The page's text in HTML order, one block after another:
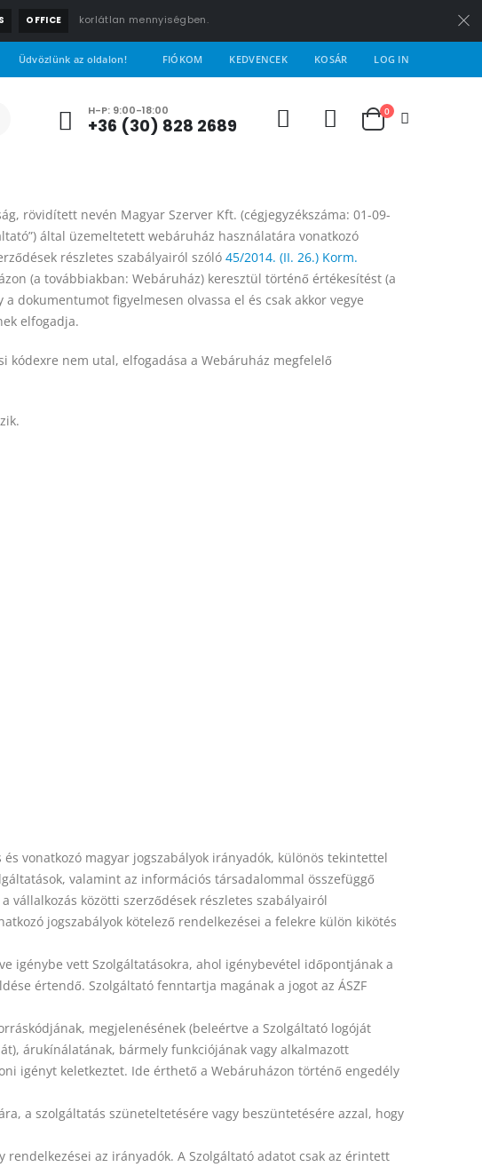
OFFICE korlátlan mennyiségben.
Üdvözlünk az oldalon! FIÓKOM KEDVENCEK KOSÁR LOG IN
H-P: 9:00-18:00
+36 (30) 828 2689
0
rövidített nevén Magyar Szerver Kft. (cégjegyzékszáma: 01-09-
által üzemeltetett webáruház használatára vonatkozó
részletes szabályairól szóló 45/2014. (II. 26.) Korm.
(a továbbiakban: Webáruház) keresztül történő értékesítést (a
dokumentumot figyelmesen olvassa el és csak akkor vegye
elfogadja.
kódexre nem utal, elfogadása a Webáruház megfelelő
vonatkozó magyar jogszabályok irányadók, különös tekintettel
valamint az információs társadalommal összefüggő
vállalkozás közötti szerződések részletes szabályairól
jogszabályok kötelező rendelkezései a felekre külön kikötés
igénybe vett Szolgáltatásokra, ahol igénybevétel időpontjának a
értendő. Szolgáltató fenntartja magának a jogot az ÁSZF
megjelenésének (beleértve a Szolgáltató logóját
árukínálatának, bármely funkciójának vagy alkalmazott
igényt keletkeztet. Ide érthető a Webáruházon történő engedély
a szolgáltatás szüneteltetésére vagy beszüntetésére azzal, hogy
rendelkezései az irányadók. A Szolgáltató adatot csak az érintett